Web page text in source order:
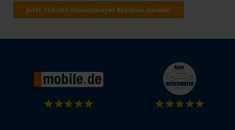
Jetzt Teil von Niedermayer Exklusiv werden